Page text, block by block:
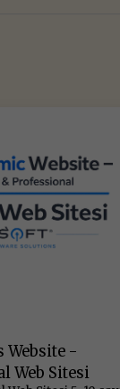
Website -
Web Sitesi